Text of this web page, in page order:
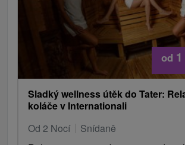
od
Sladký wellness útěk do Tater:
koláče v Internationali
Od 2 Nocí
Snídaně